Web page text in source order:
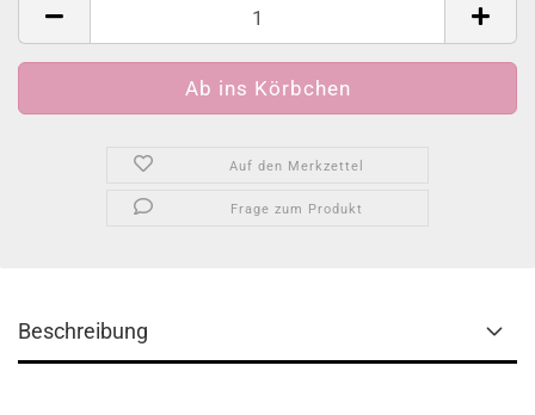
Auf den Merkzettel
Frage zum Produkt
Beschreibung